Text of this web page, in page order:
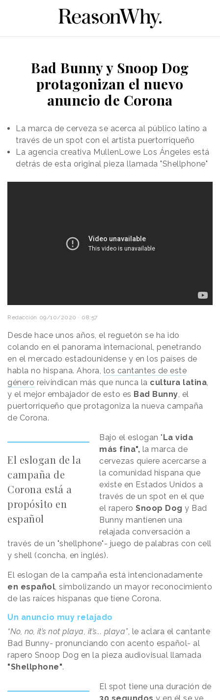
Bad Bunny y Snoop Dog
protagonizan el nuevo
anuncio de Corona
La marca de cerveza se acerca al público latino a
través de un spot con el artista puertorriqueño
La agencia creativa MullenLowe Los Ángeles está
detrás de esta original pieza llamada "Shellphone"
Redacción 09/10/2020 · 08:57
Desde hace unos años, el reguetón se ha ido
colando en el panorama internacional, penetrando
en el mercado estadounidense y en los países de
habla no hispana. Ahora, los cantantes de este
género reivindican más que nunca la cultura latina,
y el mejor embajador de esto es Bad Bunny, el
puertorriqueño que protagoniza la nueva campaña
de Corona.
El eslogan de la
campaña de
Corona está a
propósito en
español
Bajo el eslogan "La vida
más fina", la marca de
cervezas quiere acercarse a
la comunidad hispana que
existe en Estados Unidos a
través de un spot en el que
el raperoSnoop Dog y Bad
Bunny mantienen una
relajada conversación a
través de un "shellphone"- juego de palabras con cell
y shell (concha, en inglés).
El eslogan de la campaña está intencionadamente
en español, simbolizando un mayor reconocimiento
de las raíces hispanas que tiene Corona.
Un anuncio muy relajado
“No, no, it’s not playa, it’s... playa”, le aclara el cantante
Bad Bunny- pronunciando con acento español- al
rapero Snoop Dog en la pieza audiovisual llamada
"Shellphone".
El spot tiene una duración de